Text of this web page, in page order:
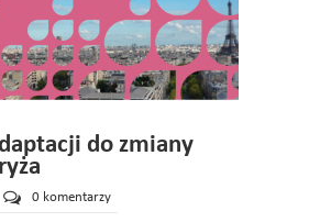
do zmiany
0 komentarzy